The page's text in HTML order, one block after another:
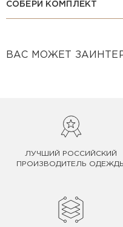
СОБЕРИ КОМПЛЕКТ
ВАС МОЖЕТ
ЛУЧШИЙ РОССИЙСКИЙ
ПРОИЗВОДИТЕЛЬ ОДЕЖДЫ